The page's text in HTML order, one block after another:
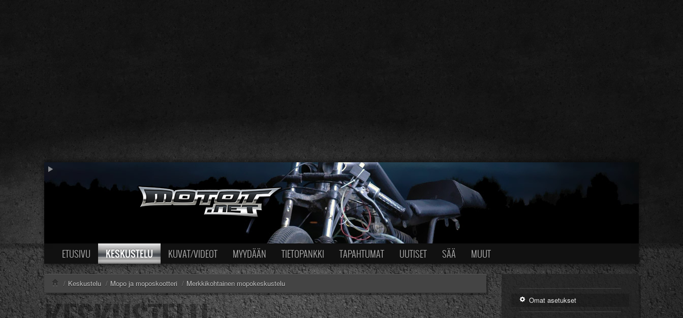
ETUSIVU KESKUSTELU KUVAT/VIDEOT MYYDÄÄN TIETOPANKKI TAPAHTUMAT UUTISET SÄÄ MUUT
/ Keskustelu / Mopo ja moposkootteri / Merkkikohtainen mopokeskustelu
Omat asetukset